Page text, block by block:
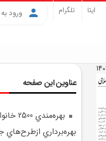
ورود ایتا تلگرام
عناوین این صفحه
بهره‌برداري ازطرح‌هاي